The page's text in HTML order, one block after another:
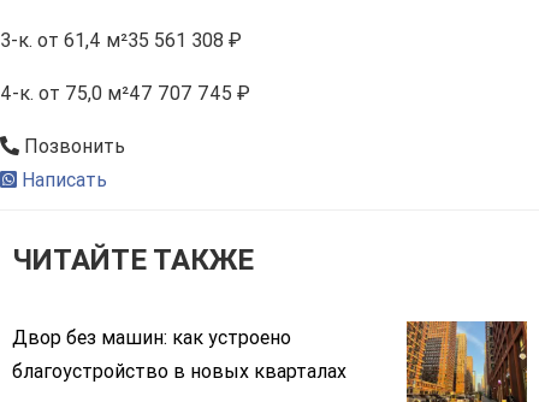
3-к. от 61,4 м²35 561 308 ₽
4-к. от 75,0 м²47 707 745 ₽
Позвонить
Написать
ЧИТАЙТЕ ТАКЖЕ
Двор без машин: как устроено
благоустройство в новых кварталах